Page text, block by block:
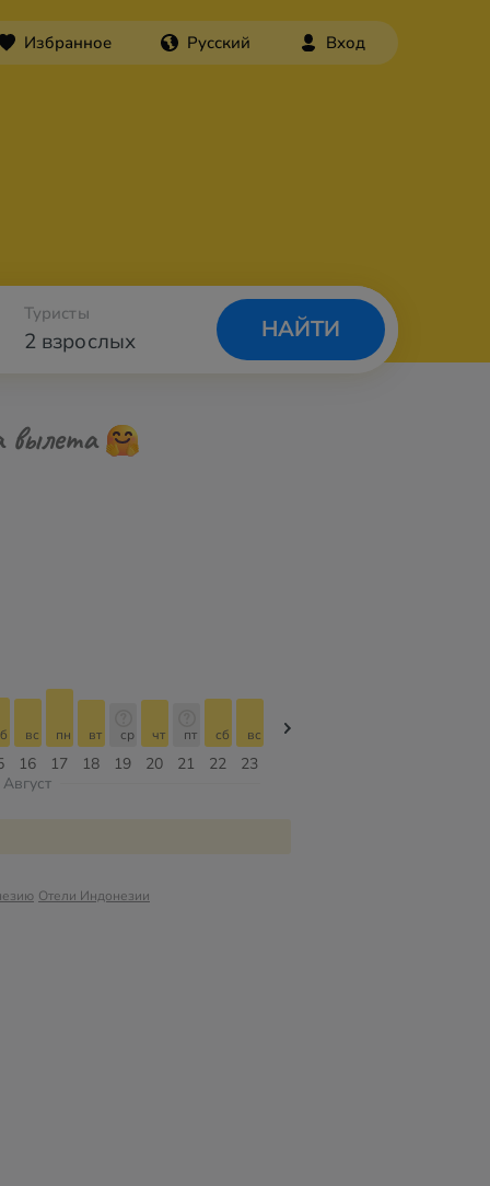
Избранное Русский Вход
2 взрослых
Туристы
НАЙТИ
вылета
16
вс
17
пн
18
вт
19
ср
20
чт
21
пт
22
сб
23
вс
Август
Отели Индонезии